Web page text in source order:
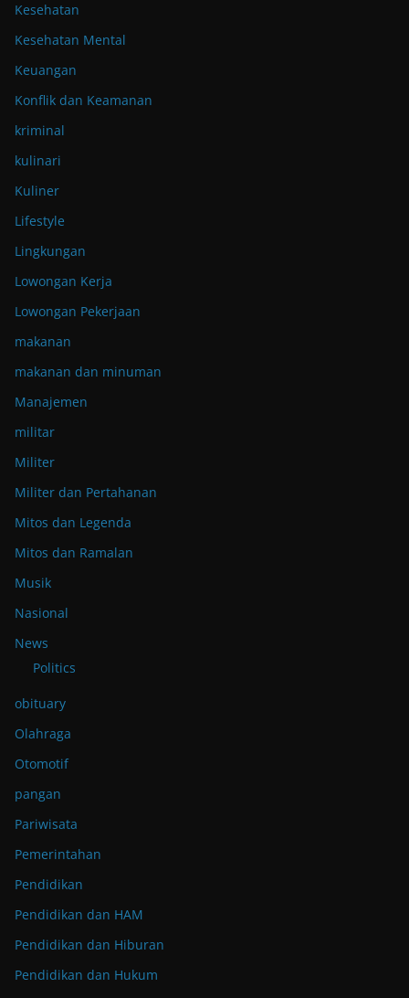
Kesehatan
Kesehatan Mental
Keuangan
Konflik dan Keamanan
kriminal
kulinari
Kuliner
Lifestyle
Lingkungan
Lowongan Kerja
Lowongan Pekerjaan
makanan
makanan dan minuman
Manajemen
militar
Militer
Militer dan Pertahanan
Mitos dan Legenda
Mitos dan Ramalan
Musik
Nasional
News
Politics
obituary
Olahraga
Otomotif
pangan
Pariwisata
Pemerintahan
Pendidikan
Pendidikan dan HAM
Pendidikan dan Hiburan
Pendidikan dan Hukum